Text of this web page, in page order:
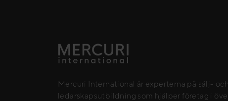
Mercuri International är experterna på sälj- och
ledarskapsutbildning som hjälper företag i